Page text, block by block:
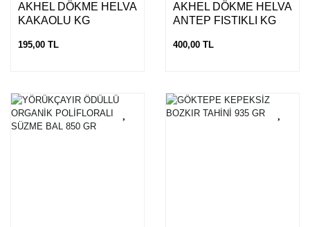
AKHEL DÖKME HELVA
KAKAOLU KG
195,00 TL
AKHEL DÖKME HELVA
ANTEP FISTIKLI KG
400,00 TL